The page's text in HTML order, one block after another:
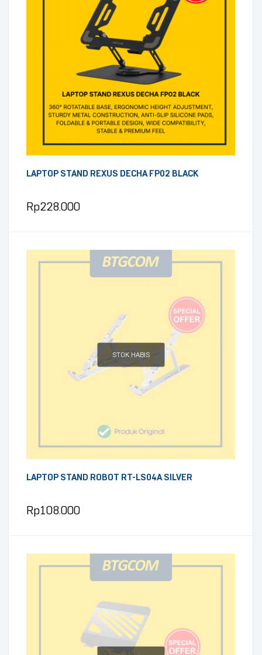
LAPTOP STAND REXUS DECHA FP02 BLACK
Rp228.000
STOK HABIS
LAPTOP STAND ROBOT RT-LS04A SILVER
Rp108.000